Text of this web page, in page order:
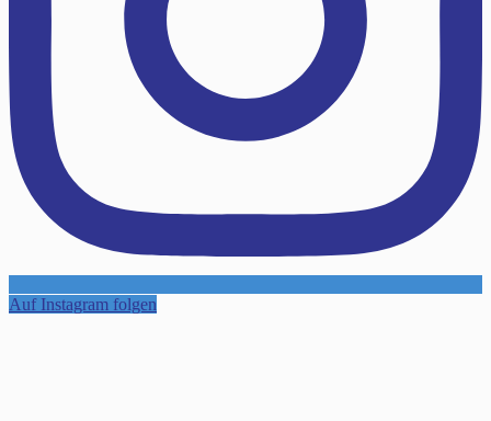
Auf Instagram folgen